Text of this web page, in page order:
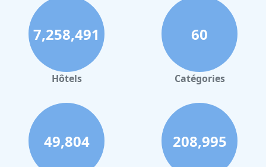
Hôtels au Grand-Bornand
Hôtels à Strasbourg
Hôtels à Valence
Hôtels à Gerardmer
Hôtels à Deauville
Hôtels à Bayonne
Hôtels aux Sables d Olonne
7,258,491
Hôtels
60
Catégories
49,804 208,995